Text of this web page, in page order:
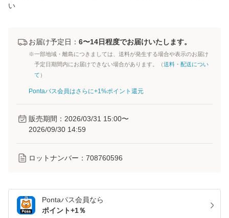
い
お届け予定日： 6〜14日程度でお届けいたします。
※一部地域・離島につきましては、送料が発生する場合や表示のお届け
予定日期間内にお届けできない場合があります。（送料・配送につい
て ）
Pontaパス会員はさらに+1%ポイント還元
販売期間： 2026/03/31 15:00〜
2026/09/30 14:59
ロットナンバー： 708760596
Pontaパス会員なら
ポイント+1％